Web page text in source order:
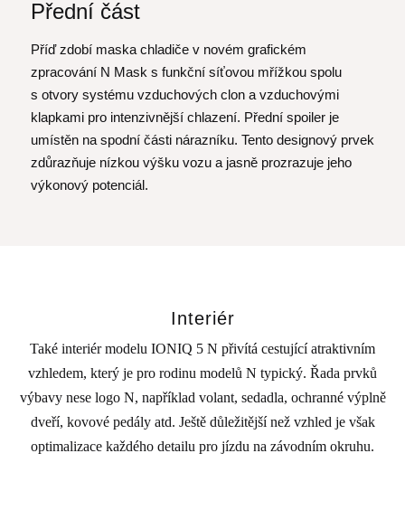
Přední část
Příď zdobí maska chladiče v novém grafickém
zpracování N Mask s funkční síťovou mřížkou spolu
s otvory systému vzduchových clon a vzduchovými
klapkami pro intenzivnější chlazení. Přední spoiler je
umístěn na spodní části nárazníku. Tento designový prvek
zdůrazňuje nízkou výšku vozu a jasně prozrazuje jeho
výkonový potenciál.
Interiér
Také interiér modelu IONIQ 5 N přivítá cestující atraktivním
vzhledem, který je pro rodinu modelů N typický. Řada prvků
výbavy nese logo N, například volant, sedadla, ochranné výplně
dveří, kovové pedály atd. Ještě důležitější než vzhled je však
optimalizace každého detailu pro jízdu na závodním okruhu.